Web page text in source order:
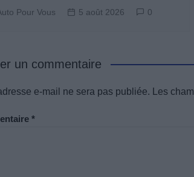
Pour Vous 5 août 2026 0
un commentaire
e-mail ne sera pas publiée. Les
*